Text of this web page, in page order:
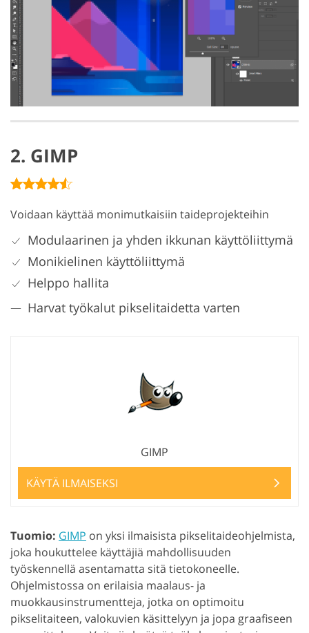
2. GIMP
Voidaan käyttää monimutkaisiin taideprojekteihin
Modulaarinen ja yhden ikkunan käyttöliittymä
Monikielinen käyttöliittymä
Helppo hallita
Harvat työkalut pikselitaidetta varten
GIMP
KÄYTÄ ILMAISEKSI
Tuomio: GIMP on yksi ilmaisista pikselitaideohjelmista,
joka houkuttelee käyttäjiä mahdollisuuden
työskennellä asentamatta sitä tietokoneelle.
Ohjelmistossa on erilaisia maalaus- ja
muokkausinstrumentteja, jotka on optimoitu
pikselitaiteen, valokuvien käsittelyyn ja jopa graafiseen